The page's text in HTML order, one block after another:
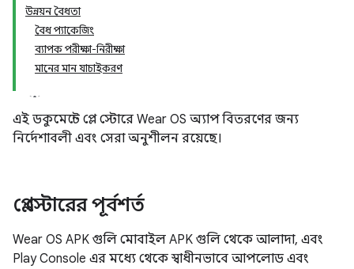
উন্নয়ন বৈধতা
বৈধ প্যাকেজিং
ব্যাপক পরীক্ষা-নিরীক্ষা
মানের মান যাচাইকরণ
এই ডকুমেন্টে প্লে স্টোরে Wear OS অ্যাপ বিতরণের জন্য
নির্দেশাবলী এবং সেরা অনুশীলন রয়েছে।
প্লে স্টোরের পূর্বশর্ত
Wear OS APK গুলি মোবাইল APK গুলি থেকে আলাদা, এবং
Play Console এর মধ্যে থেকে স্বাধীনভাবে আপলোড এবং